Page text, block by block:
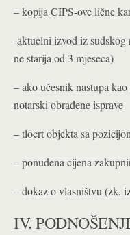
– kopija CIPS-ove lične
-aktuelni izvod iz sudskog
ne starija od 3 mjeseca)
– ako učesnik nastupa
notarski obrađene isprave
– tlocrt objekta sa
– ponuđena cijena
– dokaz o vlasništvu (zk.
IV.